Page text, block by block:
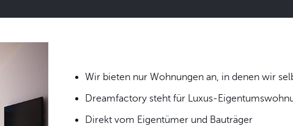
Wir bieten nur Wohnungen an, in
Dreamfactory steht für Luxus-
Direkt vom Eigentümer und Bauträger